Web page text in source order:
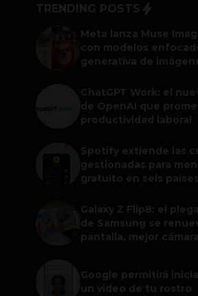
TRENDING POSTS
Meta lanza Muse
con modelos
generativa de
ChatGPT Work: el
de OpenAI que
productividad laboral
Spotify extiende las
gestionadas para
gratuito en seis países
Galaxy Z Flip8: el
de Samsung se
pantalla, mejor
Google permitirá
un video de tu rostro